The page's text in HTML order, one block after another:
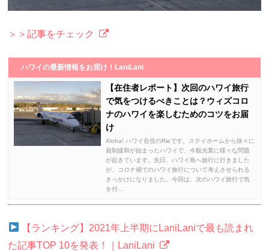
＞＞記事をチェック
ハワイの最新情報をお届け！LaniLani
【在住者レポート】次回のハワイ旅行
で気をつけるべきことは？ウィズコロ
ナのハワイを楽しむためのコツをお届
け
Aloha! ハワイ在住のRieです。ステイホームから徐々に
規制緩和が始まったハワイで、今観光業に様々な問題
が起きています。先日、ハワイ島へ旅行に行きました
が、コロナ禍でのハワイ旅行について考えさせられる
きっかけになりました。今回は、次のハワイ旅行で気
を付...
【ランキング】2021年上半期にLaniLaniで最も読まれ
た記事TOP 10を発表！｜LaniLani